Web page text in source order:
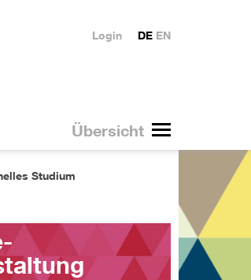
Übersicht
DE EN
Login
Studium